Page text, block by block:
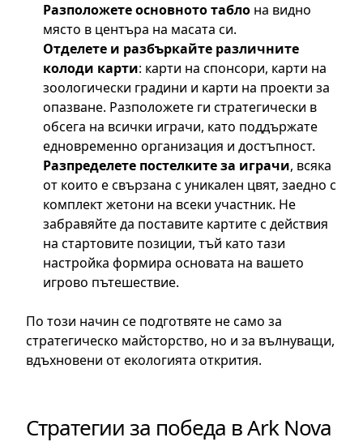
Разположете основното таблона видно
място в центъра на масата си.
Отделете и разбъркайте различните
колоди карти: карти на спонсори, карти на
зоологически градини и карти на проекти за
опазване. Разположете ги стратегически в
обсега на всички играчи, като поддържате
едновременно организация и достъпност.
Разпределете постелките за играчи, всяка
от които е свързана с уникален цвят, заедно с
комплект жетони на всеки участник. Не
забравяйте да поставите картите с действия
на стартовите позиции, тъй като тази
настройка формира основата на вашето
игрово пътешествие.
По този начин се подготвяте не само за
стратегическо майсторство, но и за вълнуващи,
вдъхновени от екологията открития.
Стратегии за победа в Ark Nova